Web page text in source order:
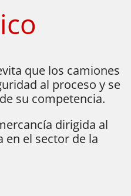
que los camiones
al proceso y se
su competencia.
dirigida al
en el sector de la